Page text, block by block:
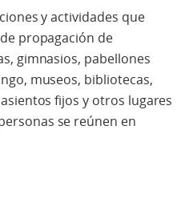
y actividades que
propagación de
gimnasios, pabellones
museos, bibliotecas,
fijos y otros lugares
se reúnen en